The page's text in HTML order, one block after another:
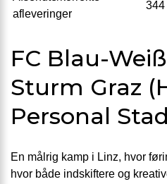
afleveringer
344
FC Blau-
Sturm Graz
Personal
En målrig kamp i Linz, hvor
hvor både indskiftere og